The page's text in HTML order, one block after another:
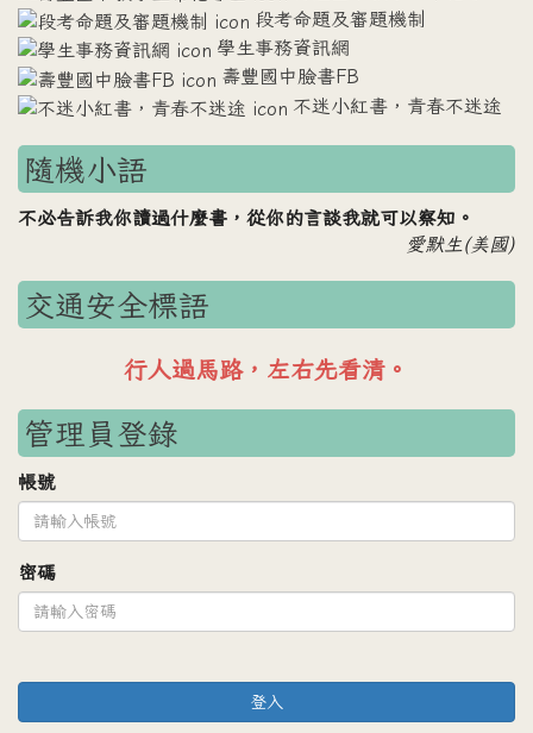
段考命題及審題機制
學生事務資訊網
壽豐國中臉書FB
不迷小紅書，青春不迷途
隨機小語
不必告訴我你讀過什麼書，從你的言談我就可以察知。
愛默生(美國)
交通安全標語
車輛禮讓行人，行人安全過路。
管理員登錄
帳號
密碼
登入